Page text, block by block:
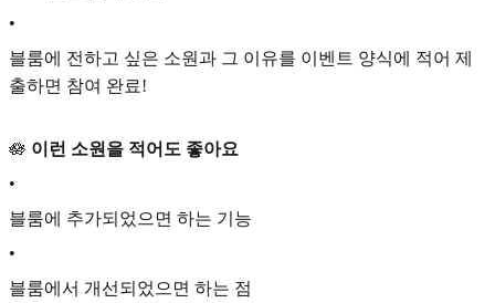
•
블룸에 전하고 싶은 소원과 그 이유를 이벤트 양식에 적어 제
출하면 참여 완료!
🪷 이런 소원을 적어도 좋아요
•
블룸에 추가되었으면 하는 기능
•
블룸에서 개선되었으면 하는 점